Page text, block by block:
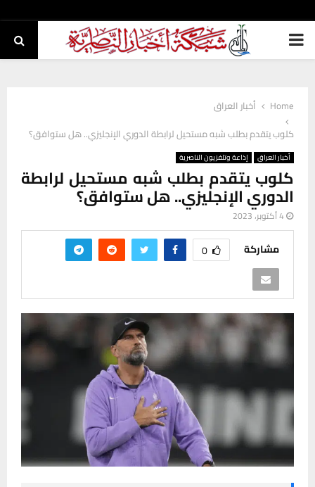
PRIMARY
Home
أخبار العراق
كلوب يتقدم بطلب شبه مستحيل لرابطة الدوري الإنجليزي.. هل ستوافق؟
أخبار العراق إذاعة وتلفزيون الناصرية
كلوب يتقدم بطلب شبه مستحيل لرابطة
الدوري الإنجليزي.. هل ستوافق؟
4 أكتوبر، 2023
مشاركة 0